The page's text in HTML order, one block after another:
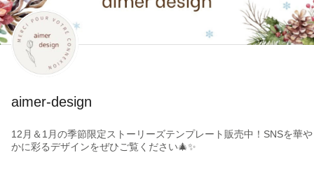
aimer-design
12月＆1月の季節限定ストーリーズテンプレート販売中！SNSを華や
かに彩るデザインをぜひご覧ください🎄✨